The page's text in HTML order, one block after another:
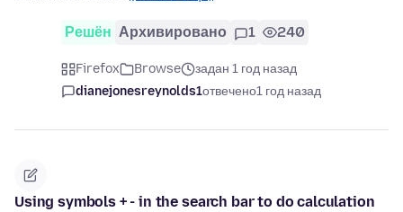
Решён Архивировано 1 240
Firefox Browse
задан 1 год назад
dianejonesreynolds1отвечено1 год назад
Using symbols + - in the search bar to do calculation